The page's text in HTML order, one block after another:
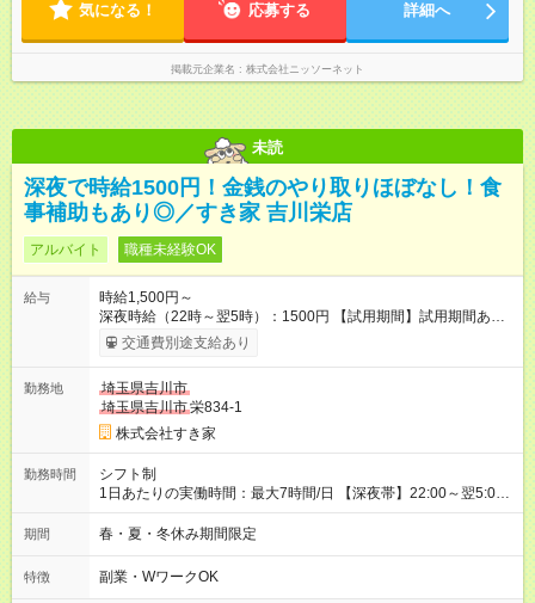
気になる！ 応募する 詳細へ
掲載元企業名 株式会社ニッソーネット
未読
深夜で時給1500円！金銭のやり取りほぼなし！食
事補助もあり◎／すき家 吉川栄店
アルバイト 職種未経験OK
給与
時給1,500円～
深夜時給（22時～翌5時）：1500円 【試用期間】試用期間あり
試用期間の長さ：1ヶ月 雇用形態、給与は本採用時と同じです。
試用期間の実態は30日（※条件変更なし）ですが、切り上げで
同時給）
交通費別途支給あり
勤務地
埼玉県吉川市
埼玉県吉川市栄834-1
株式会社すき家
勤務時間
シフト制
1日あたりの実働時間：最大7時間/日 【深夜帯】22:00～翌5:00
週2日～・1日2h～OK◎ ※22:00から翌5:00までは18歳以上の方
のみ勤務可能です（18歳未満の深夜業務禁止のため） ★深夜で
す。 必ず、2名以上での勤務を行いますので、安心して働けま
す。
期間 春・夏・冬休み期間限定
特徴 副業・WワークOK